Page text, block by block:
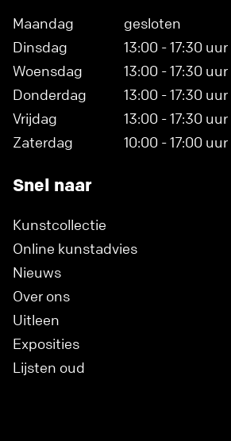
Maandag
gesloten
Dinsdag
13:00 - 17:30 uur
Woensdag
13:00 - 17:30 uur
Donderdag
13:00 - 17:30 uur
Vrijdag
13:00 - 17:30 uur
Zaterdag
10:00 - 17:00 uur
Snel naar
Kunstcollectie
Online kunstadvies
Nieuws
Over ons
Uitleen
Exposities
Lijsten oud